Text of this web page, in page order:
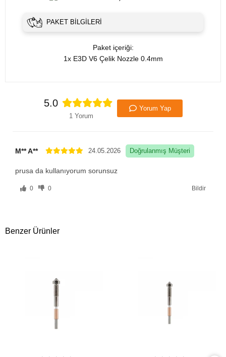
PAKET BILGILERI
Paket içeriği:
1x E3D V6 Çelik Nozzle 0.4mm
5.0
1 Yorum
Yorum Yap
M** A** 24.05.2026 Doğrulanmış Müşteri
prusa da kullanıyorum sorunsuz
0 0 Bildir
Benzer Ürünler